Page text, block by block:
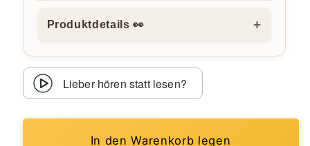
Produktdetails 👀 +
Lieber hören statt lesen?
In den Warenkorb legen